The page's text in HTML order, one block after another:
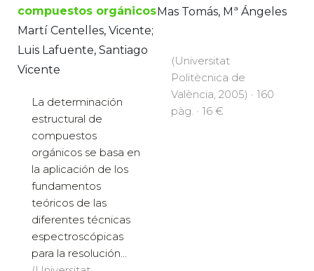
compuestos orgánicos
Martí Centelles, Vicente;
Luis Lafuente, Santiago
Vicente
La determinación
estructural de
compuestos
orgánicos se basa en
la aplicación de los
fundamentos
teóricos de las
diferentes técnicas
espectroscópicas
para la resolución...
Mas Tomás, Mª Ángeles
(Universitat
Politècnica de
València, 2005) · 160
pàg. · 16 €